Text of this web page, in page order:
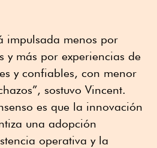
impulsada menos por
y más por experiencias de
y confiables, con menor
sostuvo Vincent.
es que la innovación
una adopción
operativa y la